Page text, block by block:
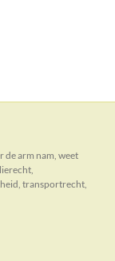
de arm nam, weet
transportrecht,